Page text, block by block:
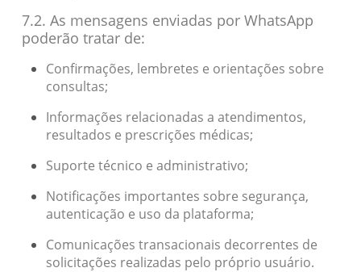
7.2. As mensagens enviadas por WhatsApp
poderão tratar de:
Confirmações, lembretes e orientações sobre
consultas;
Informações relacionadas a atendimentos,
resultados e prescrições médicas;
Suporte técnico e administrativo;
Notificações importantes sobre segurança,
autenticação e uso da plataforma;
Comunicações transacionais decorrentes de
solicitações realizadas pelo próprio usuário.